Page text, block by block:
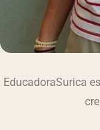
EducadoraSurica